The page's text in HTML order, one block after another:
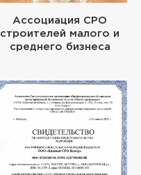
Ассоциация СРО
строителей малого и
среднего бизнеса